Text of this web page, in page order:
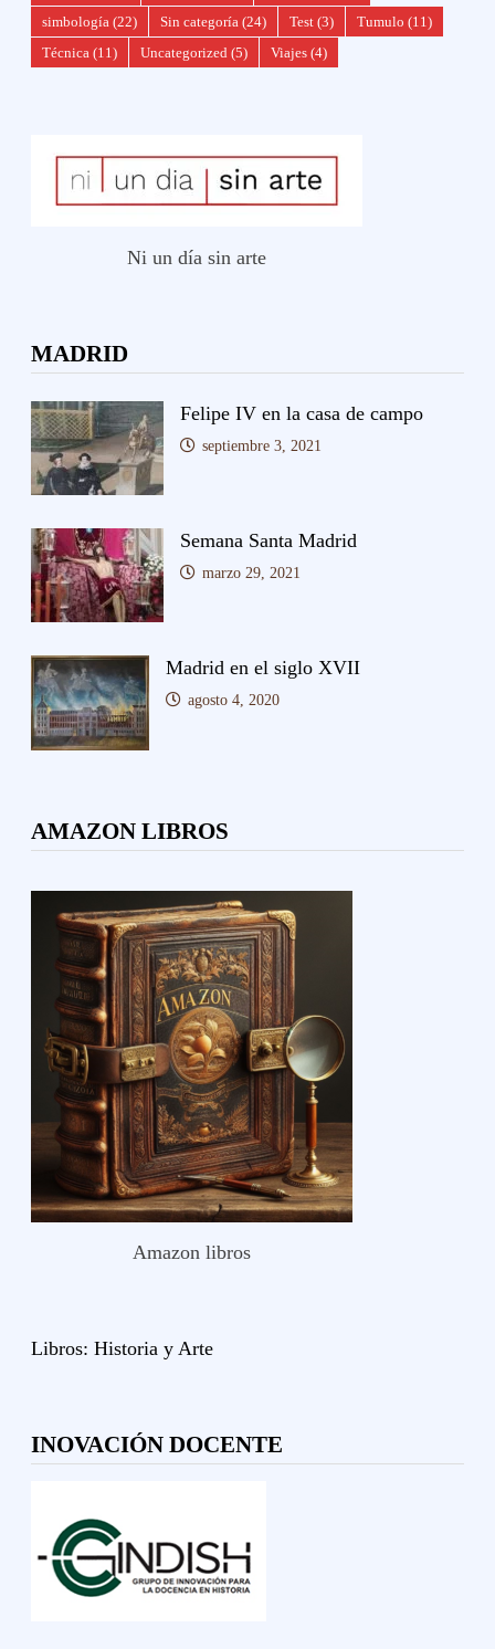
simbología (22) Sin categoría (24) Test (3) Tumulo (11)
Técnica (11) Uncategorized (5) Viajes (4)
Ni un día sin arte
MADRID
Felipe IV en la casa de campo
septiembre 3, 2021
Semana Santa Madrid
marzo 29, 2021
Madrid en el siglo XVII
agosto 4, 2020
AMAZON LIBROS
Amazon libros
Libros: Historia y Arte
INOVACIÓN DOCENTE